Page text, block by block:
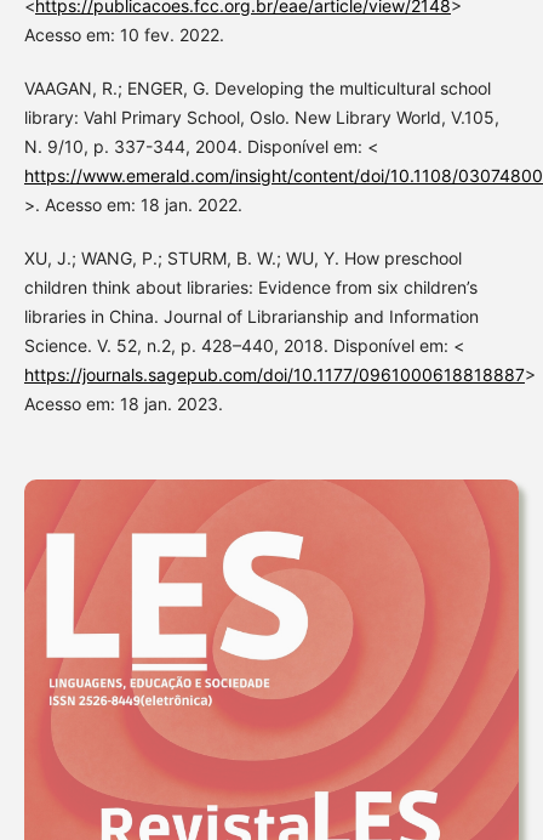
<https://publicacoes.fcc.org.br/eae/article/view/2148>
Acesso em: 10 fev. 2022.
VAAGAN, R.; ENGER, G. Developing the multicultural school
library: Vahl Primary School, Oslo. New Library World, V.105,
N. 9/10, p. 337-344, 2004. Disponível em: <
https://www.emerald.com/insight/content/doi/10.1108/
>. Acesso em: 18 jan. 2022.
XU, J.; WANG, P.; STURM, B. W.; WU, Y. How preschool
children think about libraries: Evidence from six children’s
libraries in China. Journal of Librarianship and Information
Science. V. 52, n.2, p. 428–440, 2018. Disponível em: <
https://journals.sagepub.com/doi/10.1177/0961000618818887>
Acesso em: 18 jan. 2023.